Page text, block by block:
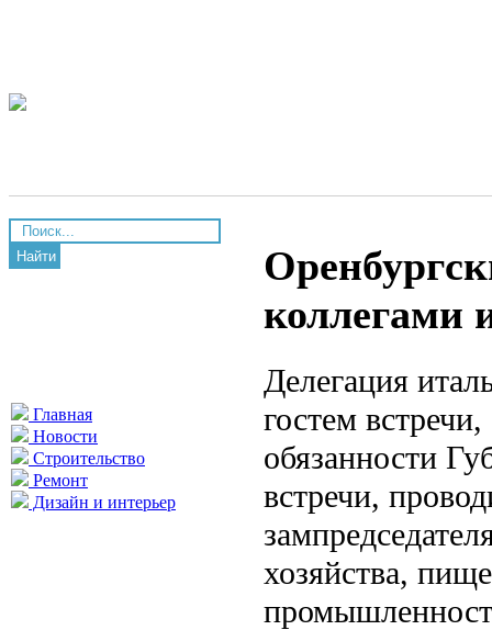
Найти
Главная
Новости
Строительство
Ремонт
Дизайн и интерьер
коллегами
Делегация
гостем
обязанности
встречи,
хозяйства,